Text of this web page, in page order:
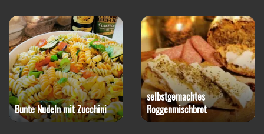
Rotkohl-Steak mit
Blumenkohlpüree
Paprika-Snack